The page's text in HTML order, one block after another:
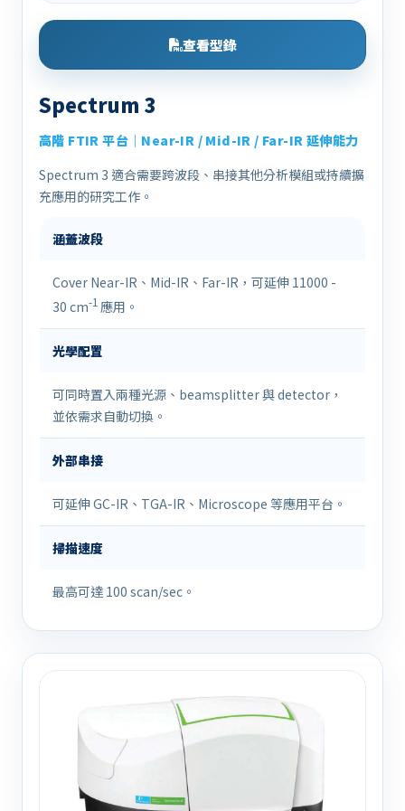
查看型錄
Spectrum 3
高階 FTIR 平台｜Near-IR / Mid-IR / Far-IR 延伸能力
Spectrum 3 適合需要跨波段、串接其他分析模組或持續擴
充應用的研究工作。
涵蓋波段
Cover Near-IR、Mid-IR、Far-IR，可延伸 11000 -
30 cm-1 應用。
光學配置
可同時置入兩種光源、beamsplitter 與 detector，
並依需求自動切換。
外部串接
可延伸 GC-IR、TGA-IR、Microscope 等應用平台。
掃描速度
最高可達 100 scan/sec。